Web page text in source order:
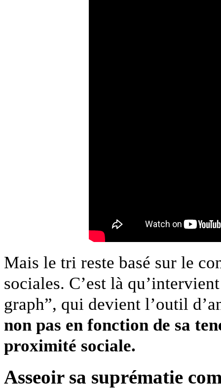
Mais le tri reste basé sur le
sociales. C’est là
graph”, qui devient l’outil
non pas en fonc­tion de sa
prox­im­ité sociale.
Asseoir sa supré­matie